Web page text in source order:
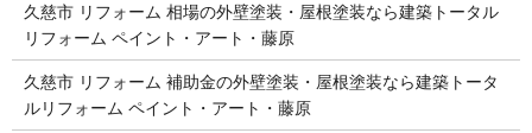
久慈市 リフォーム 相場の外壁塗装・屋根塗装なら建築トータル
リフォーム ペイント・アート・藤原
久慈市 リフォーム 補助金の外壁塗装・屋根塗装なら建築トータ
ルリフォーム ペイント・アート・藤原